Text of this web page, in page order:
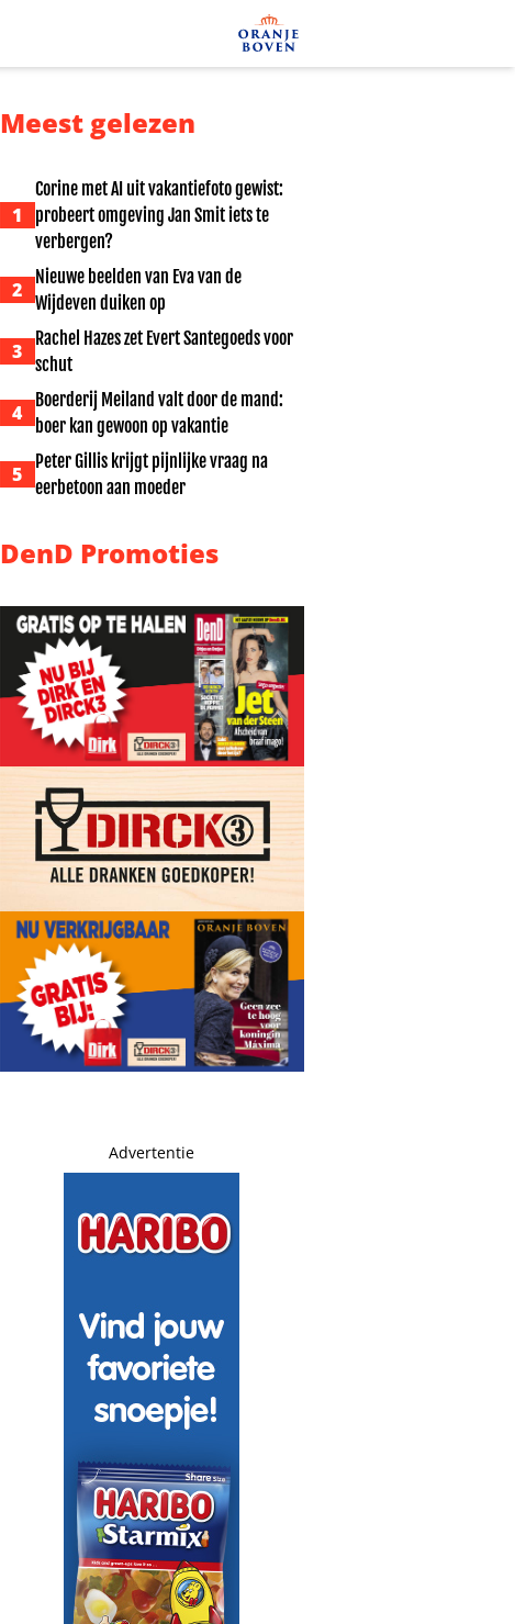
Meest gelezen
1
Corine met AI uit vakantiefoto gewist:
probeert omgeving Jan Smit iets te
verbergen?
2
Nieuwe beelden van Eva van de
Wijdeven duiken op
3
Rachel Hazes zet Evert Santegoeds voor
schut
4
Boerderij Meiland valt door de mand:
boer kan gewoon op vakantie
5
Peter Gillis krijgt pijnlijke vraag na
eerbetoon aan moeder
DenD Promoties
Advertentie